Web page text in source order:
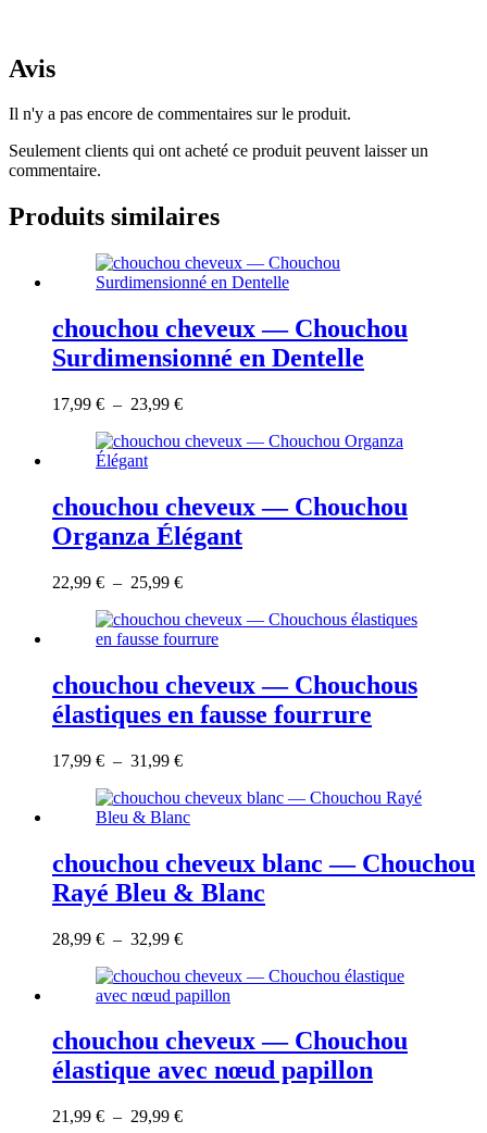
Avis
Il n'y a pas encore de commentaires sur le produit.
Seulement clients qui ont acheté ce produit peuvent laisser un
commentaire.
Produits similaires
chouchou cheveux — Chouchou
Surdimensionné en Dentelle
17,99 € – 23,99 €Plage
prix :
23,99 €
Ce
plusieurs
Les
options
peuvent
choisies
produit
chouchou cheveux — Chouchou
Organza Élégant
22,99 € – 25,99 €Plage
prix :
22,99 €
25,99 €
Ce
plusieurs
Les
options
peuvent
choisies
produit
chouchou cheveux — Chouchous
élastiques en fausse fourrure
17,99 € – 31,99 €Plage
prix :
17,99 €
31,99 €
Ce
plusieurs
Les
options
peuvent
choisies
produit
chouchou cheveux blanc — Chouchou
Rayé Bleu & Blanc
28,99 € – 32,99 €Plage
prix :
28,99 €
32,99 €
Ce
plusieurs
Les
options
peuvent
choisies
chouchou cheveux — Chouchou
élastique avec nœud papillon
21,99 € – 29,99 €Plage
Ce